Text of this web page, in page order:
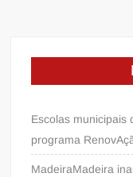
Escolas municipais
programa
MadeiraMadeira